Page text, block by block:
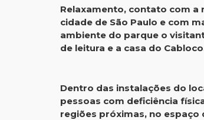
Relaxamento, contato com a
cidade de São Paulo e com
ambiente do parque o
de leitura e a casa do
Dentro das instalações do
pessoas com deficiência
regiões próximas, no espaço